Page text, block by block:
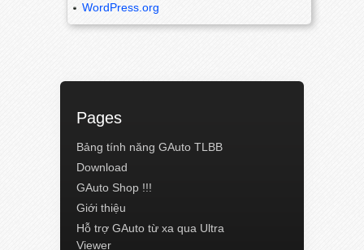
WordPress.org
Pages
Bảng tính năng GAuto TLBB
Download
GAuto Shop !!!
Giới thiệu
Hỗ trợ GAuto từ xa qua Ultra
Viewer